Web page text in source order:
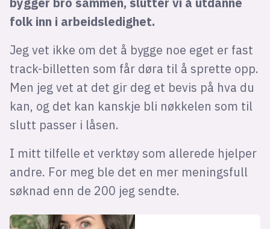
folk inn i arbeidsledighet.
Jeg vet ikke om det å bygge noe eget er fast
track-billetten som får døra til å sprette opp.
Men jeg vet at det gir deg et bevis på hva du
kan, og det kan kanskje bli nøkkelen som til
slutt passer i låsen.
I mitt tilfelle et verktøy som allerede hjelper
andre. For meg ble det en mer meningsfull
søknad enn de 200 jeg sendte.